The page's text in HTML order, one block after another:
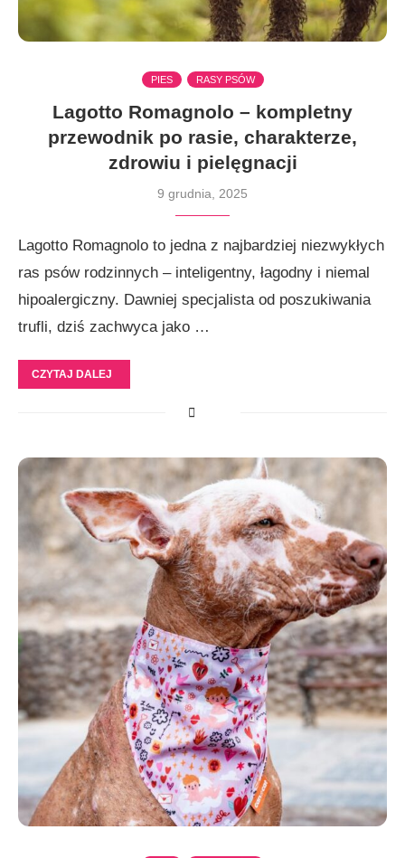
PIES RASY PSÓW
Lagotto Romagnolo – kompletny
przewodnik po rasie, charakterze,
zdrowiu i pielęgnacji
9 grudnia, 2025
Lagotto Romagnolo to jedna z najbardziej niezwykłych
ras psów rodzinnych – inteligentny, łagodny i niemal
hipoalergiczny. Dawniej specjalista od poszukiwania
trufli, dziś zachwyca jako …
CZYTAJ DALEJ